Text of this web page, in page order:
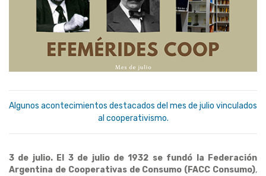
Algunos acontecimientos destacados del mes de julio vinculados
al cooperativismo.
3 de julio. El 3 de julio de 1932 se fundó la Federación
Argentina de Cooperativas de Consumo (FACC Consumo),